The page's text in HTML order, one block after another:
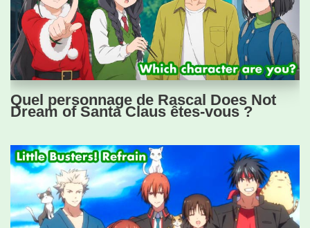
Quel personnage de Rascal Does Not
Dream of Santa Claus êtes-vous ?